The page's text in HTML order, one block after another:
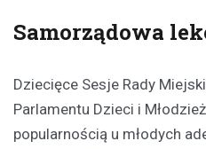
Samorządowa
Dziecięce Sesje Rady
Parlamentu Dzieci i
popularnością u młodych